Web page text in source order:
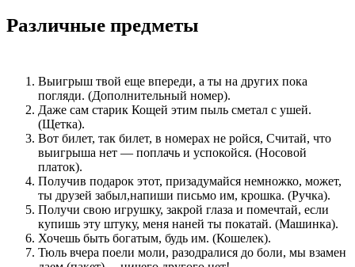
Различные предметы
Выигрыш твой еще впереди, а ты на других пока
погляди. (Дополнительный номер).
Даже сам старик Кощей этим пыль сметал с ушей.
(Щетка).
Вот билет, так билет, в номерах не ройся, Считай, что
выигрыша нет — поплачь и успокойся. (Носовой
платок).
Получив подарок этот, призадумайся немножко, может,
ты друзей забыл,напиши письмо им, крошка. (Ручка).
Получи свою игрушку, закрой глаза и помечтай, если
купишь эту штуку, меня наней ты покатай. (Машинка).
Хочешь быть богатым, будь им. (Кошелек).
Тюль вчера поели моли, разодралися до боли, мы взамен